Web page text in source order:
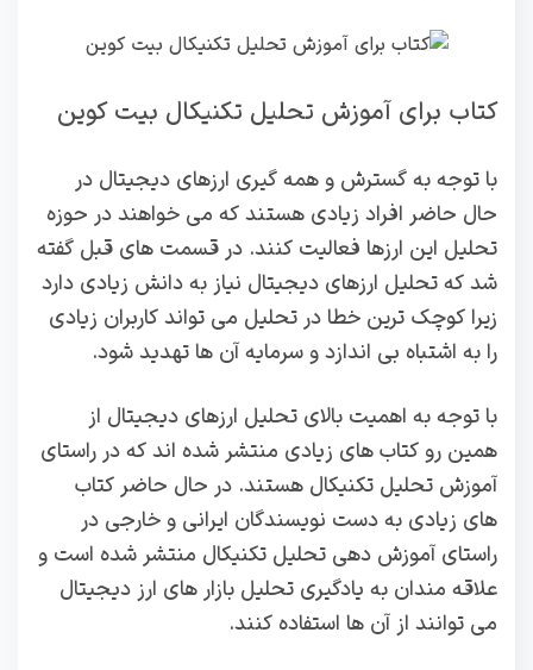
کتاب برای آموزش تحلیل تکنیکال بیت کوین
با توجه به گسترش و همه گیری ارزهای دیجیتال در
حال حاضر افراد زیادی هستند که می خواهند در حوزه
تحلیل این ارزها فعالیت کنند. در قسمت های قبل گفته
شد که تحلیل ارزهای دیجیتال نیاز به دانش زیادی دارد
زیرا کوچک ترین خطا در تحلیل می تواند کاربران زیادی
را به اشتباه بی اندازد و سرمایه آن ها تهدید شود.
با توجه به اهمیت بالای تحلیل ارزهای دیجیتال از
همین رو کتاب های زیادی منتشر شده اند که در راستای
آموزش تحلیل تکنیکال هستند. در حال حاضر کتاب
های زیادی به دست نویسندگان ایرانی و خارجی در
راستای آموزش دهی تحلیل تکنیکال منتشر شده است و
علاقه مندان به یادگیری تحلیل بازار های ارز دیجیتال
می توانند از آن ها استفاده کنند.